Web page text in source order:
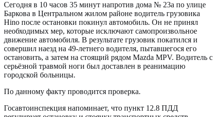
Сегодня в 10 часов 35 минут напротив дома № 23а по улице
Баркова в Центральном жилом районе водитель грузовика
Hino после остановки покинул автомобиль. Он не принял
необходимых мер, которые исключают самопроизвольное
движение автомобиля. В результате грузовик покатился и
совершил наезд на 49-летнего водителя, пытавшегося его
остановить, а затем на стоящий рядом Mazda MPV. Водитель с
серьёзной травмой ноги был доставлен в реанимацию
городской больницы.
По данному факту проводится проверка.
Госавтоинспекция напоминает, что пункт 12.8 ПДД